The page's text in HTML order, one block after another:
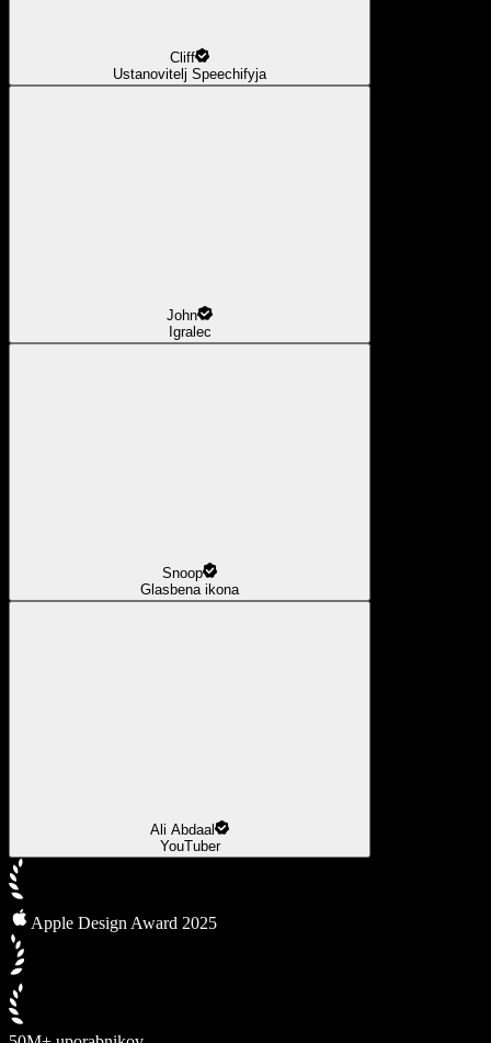
Cliff
Ustanovitelj Speechifyja
John
Igralec
Snoop
Glasbena ikona
Ali Abdaal
YouTuber
Apple Design Award 2025